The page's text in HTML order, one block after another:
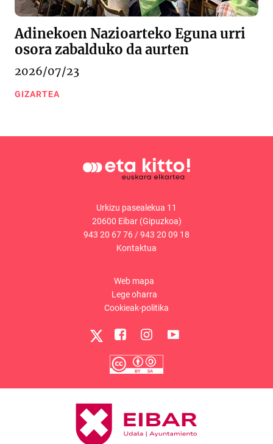
Adinekoen Nazioarteko Eguna urri
osora zabalduko da aurten
2026/07/23
GIZARTEA
Urkizu pasealekua 11
20600 Eibar (Gipuzkoa)
943 20 67 76/943 20 09 18
Kontaktua
Web mapa
Lege oharra
Cookieak-politika